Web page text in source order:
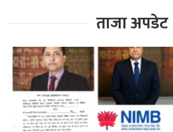
ताजा अपडेट